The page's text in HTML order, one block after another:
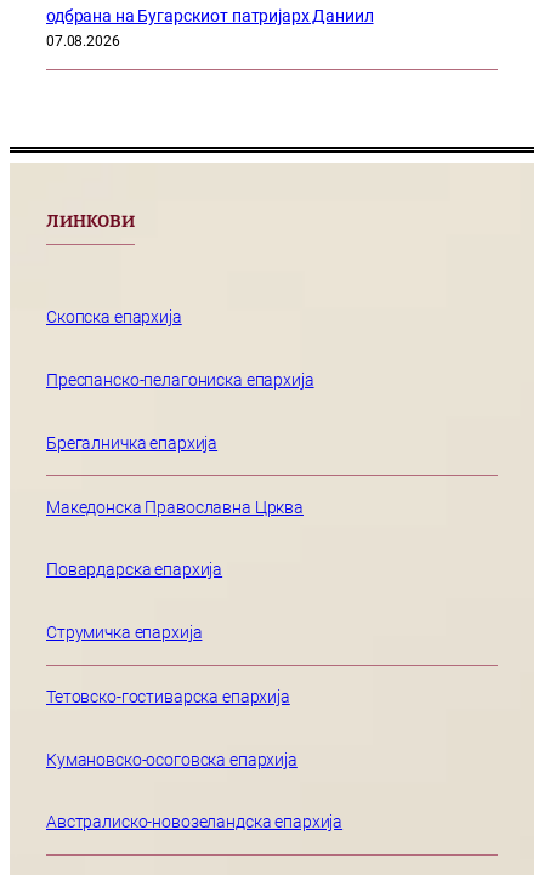
одбрана на Бугарскиот патријарх Даниил
07.08.2026
ЛИНКОВИ
Скопска епархија
Преспанско-пелагониска епархија
Брегалничка епархија
Македонска Православна Црква
Повардарска епархија
Струмичка епархија
Тетовско-гостиварска епархија
Кумановско-осоговска епархија
Австралиско-новозеландска епархија